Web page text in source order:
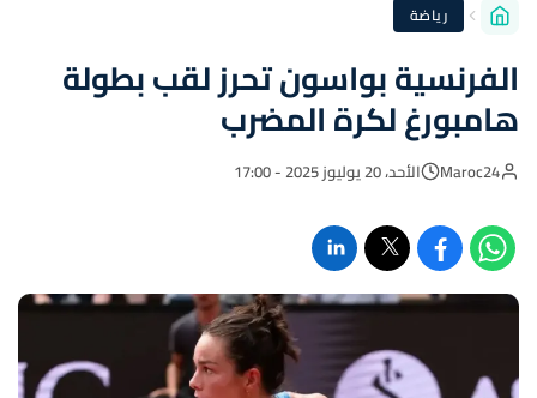
رياضة
الفرنسية بواسون تحرز لقب بطولة
هامبورغ لكرة المضرب
Maroc24 الأحد، 20 يوليوز 2025 - 17:00